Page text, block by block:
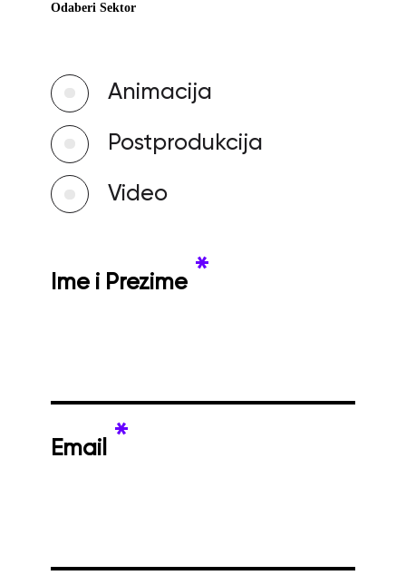
Odaberi Sektor
Animacija
Postprodukcija
Video
Ime i Prezime *
Email *